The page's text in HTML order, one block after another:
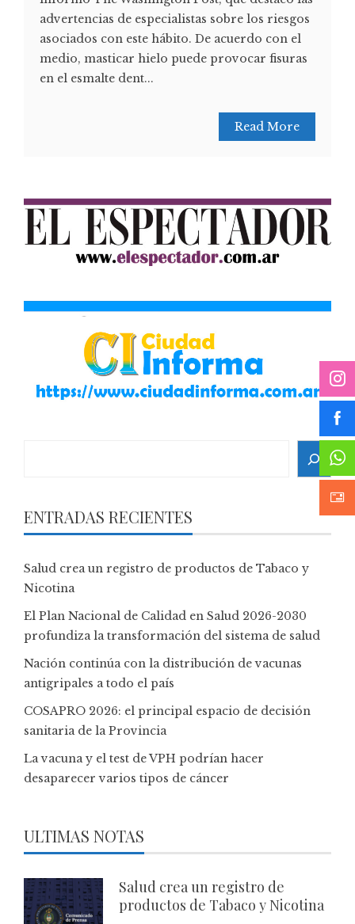
advertencias de especialistas sobre los riesgos
asociados con este hábito. De acuerdo con el
medio, masticar hielo puede provocar fisuras
en el esmalte dent...
Read More
ENTRADAS RECIENTES
Salud crea un registro de productos de Tabaco y
Nicotina
El Plan Nacional de Calidad en Salud 2026-2030
profundiza la transformación del sistema de salud
Nación continúa con la distribución de vacunas
antigripales a todo el país
COSAPRO 2026: el principal espacio de decisión
sanitaria de la Provincia
La vacuna y el test de VPH podrían hacer
desaparecer varios tipos de cáncer
ULTIMAS NOTAS
Salud crea un registro de
productos de Tabaco y Nicotina